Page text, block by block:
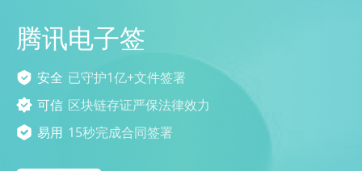
腾讯电子签
安全 已守护1亿+文件签署
可信 区块链存证严保法律效力
易用 15秒完成合同签署